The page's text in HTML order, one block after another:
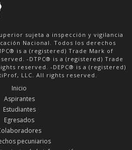
sujeta a inspección y vigilancia
Nacional. Todos los derechos
is a (registered) Trade Mark of
-DTPC® is a (registered) Trade
reserved. -DEPC® is a (registered)
LLC. All rights reserved.
Inicio
Aspirantes
Estudiantes
Egresados
pecuniarios